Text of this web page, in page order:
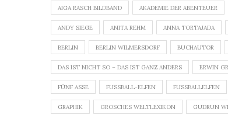
AIGA RASCH BILDBAND AKADEMIE DER ABENTEUER
ANDY SIEGE ANITA REHM ANNA TORTAJADA
BERLIN BERLIN WILMERSDORF BUCHAUTOR
DAS IST NICHT SO – DAS IST GANZ ANDERS ERWIN
FÜNF ASSE FUSSBALL-ELFEN FUSSBALLELFEN
GRAPHIK GROSCHES WELTLEXIKON GUDRUN